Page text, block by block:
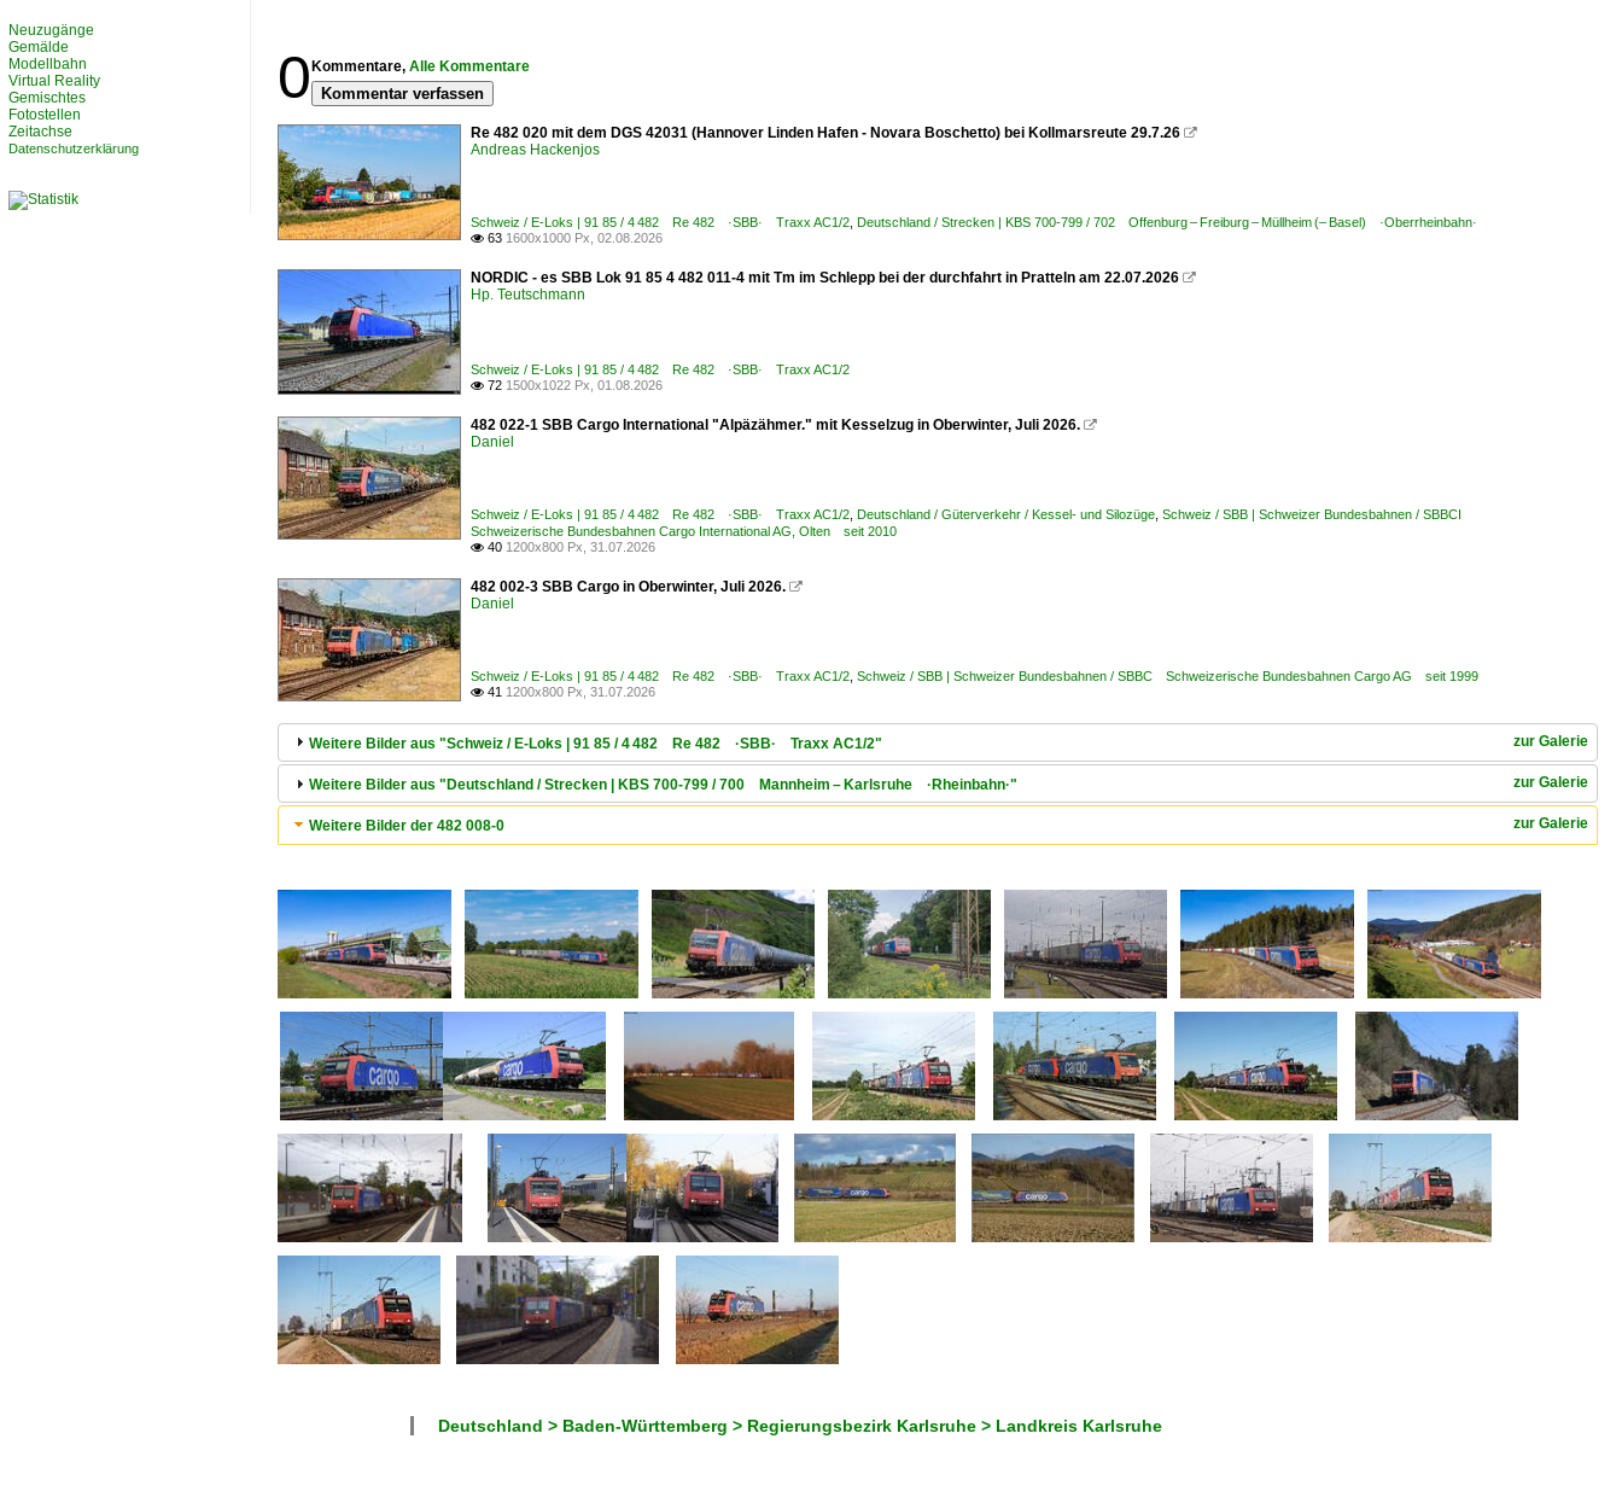
0 Kommentare, Alle Kommentare
Kommentar verfassen
Re 482 020 mit dem DGS 42031 (Hannover Linden Hafen - Novara Boschetto) bei Kollmarsreute 29.7.26 
Andreas Hackenjos
Schweiz / E-Loks | 91 85 / 4 482 Re 482 ·SBB· Traxx AC1/2 Deutschland / Strecken | KBS 700-799 / 702 Offenburg – Freiburg – Müllheim (– Basel) ·Oberrheinbahn·
 63 1600x1000 Px, 02.08.2026
NORDIC - es SBB Lok 91 85 4 482 011-4 mit Tm im Schlepp bei der durchfahrt in Pratteln am 22.07.2026 
Hp. Teutschmann
Schweiz / E-Loks | 91 85 / 4 482 Re 482 ·SBB· Traxx AC1/2
 72 1500x1022 Px, 01.08.2026
482 022-1 SBB Cargo International "Alpäzähmer." mit Kesselzug in Oberwinter, Juli 2026. 
Daniel
Schweiz / E-Loks | 91 85 / 4 482 Re 482 ·SBB· Traxx AC1/2 Deutschland / Güterverkehr / Kessel- und Silozüge Schweiz / SBB | Schweizer Bundesbahnen / SBBCI
Schweizerische Bundesbahnen Cargo International AG, Olten seit 2010
 40 1200x800 Px, 31.07.2026
482 002-3 SBB Cargo in Oberwinter, Juli 2026. 
Daniel
Schweiz / E-Loks | 91 85 / 4 482 Re 482 ·SBB· Traxx AC1/2 Schweiz / SBB | Schweizer Bundesbahnen / SBBC Schweizerische Bundesbahnen Cargo AG seit 1999
 41 1200x800 Px, 31.07.2026
zur Galerie
Weitere Bilder aus "Schweiz / E-Loks | 91 85 / 4 482 Re 482 ·SBB· Traxx AC1/2"
zur Galerie
Weitere Bilder aus "Deutschland / Strecken | KBS 700-799 / 700 Mannheim – Karlsruhe ·Rheinbahn·"
zur Galerie
Weitere Bilder der 482 008-0
Deutschland > Baden-Württemberg > Regierungsbezirk Karlsruhe > Landkreis Karlsruhe
Neuzugänge
Gemälde
Modellbahn
Virtual Reality
Gemischtes
Fotostellen
Zeitachse
Datenschutzerklärung